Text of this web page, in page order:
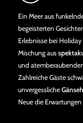
Ein Meer aus
begeisterten
Erlebnisse bei
Mischung aus
und
Zahlreiche Gäste
unvergessliche
Neue die